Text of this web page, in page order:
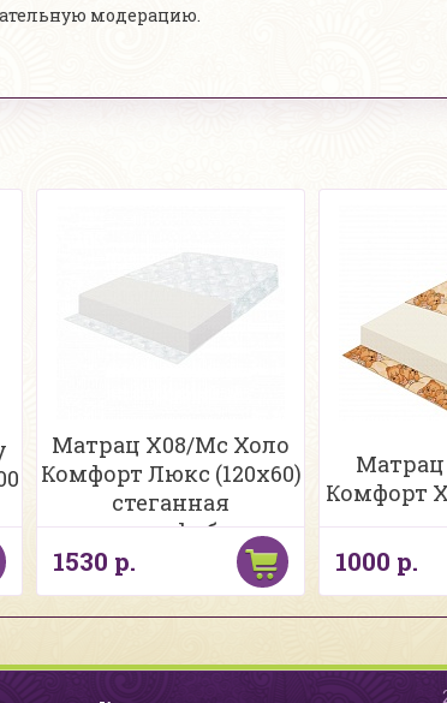
модерацию.
Матрац Х08/Мс Холо
Комфорт Люкс (120х60)
стеганная
микрофибра
1530 р.
Матрац
Комфорт
1000 р.